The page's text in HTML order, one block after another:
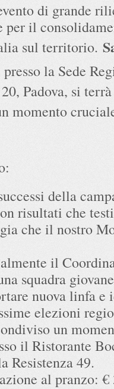
di grande
per il
sul territorio.
presso la Sede
Padova, si
momento
della
risultati che
che il nostro
il
squadra
nuova linfa e
elezioni
un
il Ristorante
Resistenza 49.
al pranzo: €